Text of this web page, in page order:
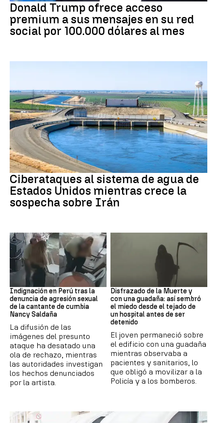
Donald Trump ofrece acceso
premium a sus mensajes en su red
social por 100.000 dólares al mes
Guerra Irán
Ciberataques al sistema de agua de
Estados Unidos mientras crece la
sospecha sobre Irán
Indignación en Perú tras la
denuncia de agresión sexual
de la cantante de cumbia
Nancy Saldaña
La difusión de las
imágenes del presunto
ataque ha desatado una
ola de rechazo, mientras
las autoridades investigan
los hechos denunciados
por la artista.
Disfrazado de la Muerte y
con una guadaña: así sembró
el miedo desde el tejado de
un hospital antes de ser
detenido
El joven permaneció sobre
el edificio con una guadaña
mientras observaba a
pacientes y sanitarios, lo
que obligó a movilizar a la
Policía y a los bomberos.